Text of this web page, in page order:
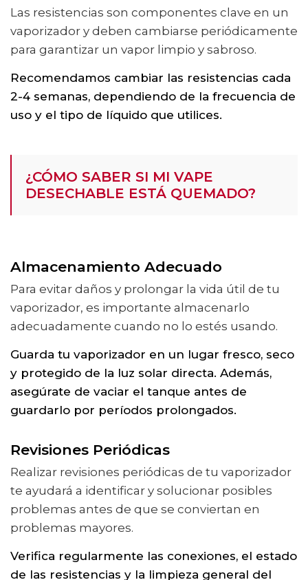
Las resistencias son componentes clave en un
vaporizador y deben cambiarse periódicamente
para garantizar un vapor limpio y sabroso.
Recomendamos cambiar las resistencias cada
2-4 semanas, dependiendo de la frecuencia de
uso y el tipo de líquido que utilices.
¿CÓMO SABER SI MI VAPE
DESECHABLE ESTÁ QUEMADO?
Almacenamiento Adecuado
Para evitar daños y prolongar la vida útil de tu
vaporizador, es importante almacenarlo
adecuadamente cuando no lo estés usando.
Guarda tu vaporizador en un lugar fresco, seco
y protegido de la luz solar directa. Además,
asegúrate de vaciar el tanque antes de
guardarlo por períodos prolongados.
Revisiones Periódicas
Realizar revisiones periódicas de tu vaporizador
te ayudará a identificar y solucionar posibles
problemas antes de que se conviertan en
problemas mayores.
Verifica regularmente las conexiones, el estado
de las resistencias y la limpieza general del